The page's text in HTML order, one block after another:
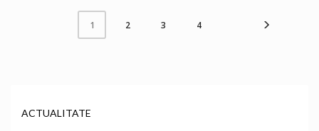
1 2 3 4
ACTUALITATE